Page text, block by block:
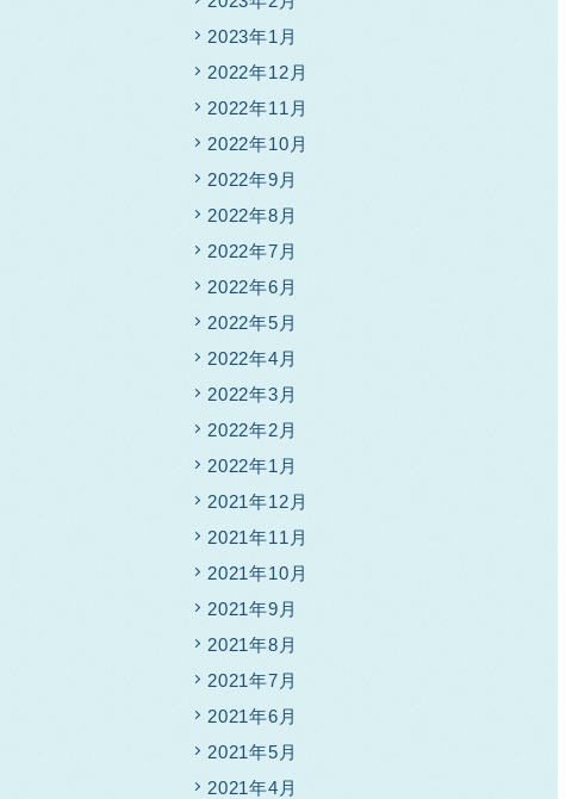
2023年1月
2022年12月
2022年11月
2022年10月
2022年9月
2022年8月
2022年7月
2022年6月
2022年5月
2022年4月
2022年3月
2022年2月
2022年1月
2021年12月
2021年11月
2021年10月
2021年9月
2021年8月
2021年7月
2021年6月
2021年5月
2021年4月